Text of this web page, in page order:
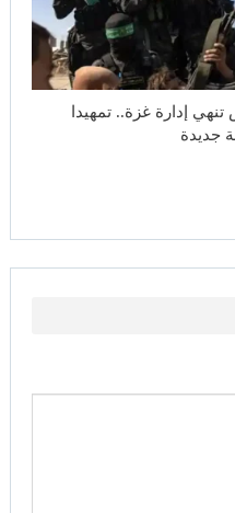
إدارة غزة.. تمهيدا
جديدة